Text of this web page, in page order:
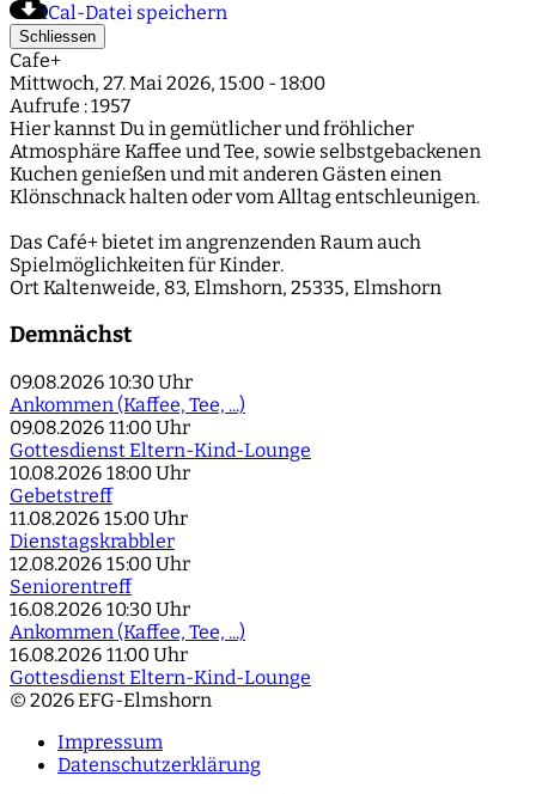
iCal-Datei speichern
Schliessen
Cafe+
Mittwoch, 27. Mai 2026, 15:00 - 18:00
Aufrufe : 1957
Hier kannst Du in gemütlicher und fröhlicher
Atmosphäre Kaffee und Tee, sowie selbstgebackenen
Kuchen genießen und mit anderen Gästen einen
Klönschnack halten oder vom Alltag entschleunigen.
Das Café+ bietet im angrenzenden Raum auch
Spielmöglichkeiten für Kinder.
OrtKaltenweide, 83, Elmshorn, 25335, Elmshorn
Demnächst
09.08.2026 10:30 Uhr
Ankommen (Kaffee, Tee, ...)
09.08.2026 11:00 Uhr
Gottesdienst Eltern-Kind-Lounge
10.08.2026 18:00 Uhr
Gebetstreff
11.08.2026 15:00 Uhr
Dienstagskrabbler
12.08.2026 15:00 Uhr
Seniorentreff
16.08.2026 10:30 Uhr
Ankommen (Kaffee, Tee, ...)
16.08.2026 11:00 Uhr
Gottesdienst Eltern-Kind-Lounge
© 2026 EFG-Elmshorn
Impressum
Datenschutzerklärung